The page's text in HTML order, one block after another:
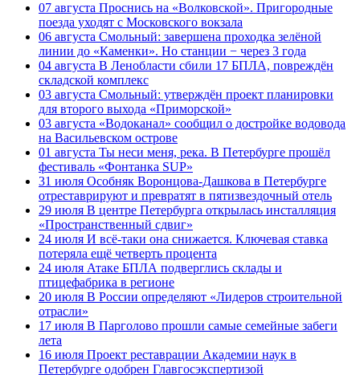
07 августа Проснись на «Волковской». Пригородные
поезда уходят с Московского вокзала
06 августа Смольный: завершена проходка зелёной
линии до «Каменки». Но станции − через 3 года
04 августа В Ленобласти сбили 17 БПЛА, повреждён
складской комплекс
03 августа Смольный: утверждён проект планировки
для второго выхода «Приморской»
03 августа «Водоканал» сообщил о достройке водовода
на Васильевском острове
01 августа Ты неси меня, река. В Петербурге прошёл
фестиваль «Фонтанка SUP»
31 июля Особняк Воронцова-Дашкова в Петербурге
отреставрируют и превратят в пятизвездочный отель
29 июля В центре Петербурга открылась инсталляция
«Пространственный сдвиг»
24 июля И всё-таки она снижается. Ключевая ставка
потеряла ещё четверть процента
24 июля Атаке БПЛА подверглись склады и
птицефабрика в регионе
20 июля В России определяют «Лидеров строительной
отрасли»
17 июля В Парголово прошли самые семейные забеги
лета
16 июля Проект реставрации Академии наук в
Петербурге одобрен Главгосэкспертизой